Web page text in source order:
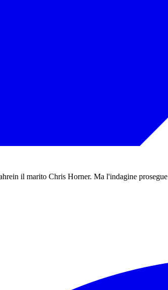
il marito Chris Horner. Ma l'indagine prosegue